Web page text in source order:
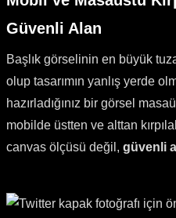
Güvenli Alan
Başlık görselinin en büyük
olup tasarımın yanlış yerde
hazırladığınız bir görsel
mobilde üstten ve alttan
canvas ölçüsü değil, güvenli